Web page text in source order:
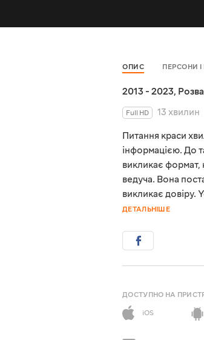
ОПИС ПЕРСОНИ
2013 - 2023,
Full HD
13 хвилин
Питання краси
інформацією. До
викликає формат,
ведуча. Вона
викликає довіру.
ДЕТАЛЬНІШЕ
ДОСТУПНО НА
iOS